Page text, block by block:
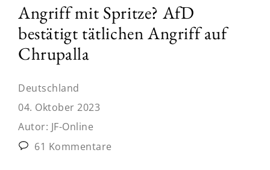
Angriff mit Spritze? AfD
bestätigt tätlichen Angriff auf
Chrupalla
Deutschland
04. Oktober 2023
Autor: JF-Online
61 Kommentare